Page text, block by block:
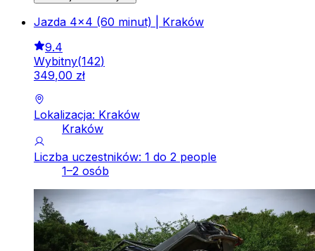
Jazda 4x4 (60 minut) | Kraków
9.4
Wybitny(142)
349,00 zł
Lokalizacja: Kraków
Kraków
Liczba uczestników: 1 do 2 people
1–2 osób